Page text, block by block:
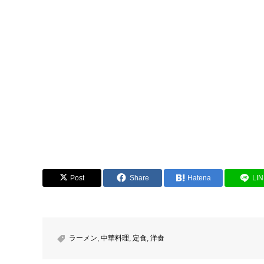
Post Share Hatena
ラーメン, 中華料理, 定食, 洋食